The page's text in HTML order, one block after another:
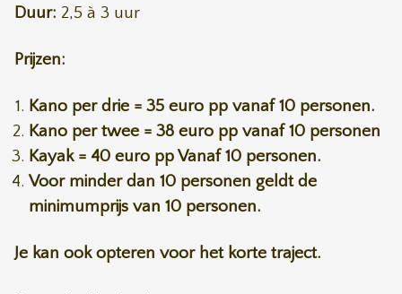
Duur: 2,5 à 3 uur
Prijzen:
Kano per drie = 35 euro pp vanaf 10 personen.
Kano per twee = 38 euro pp vanaf 10 personen
Kayak = 40 euro pp Vanaf 10 personen.
Voor minder dan 10 personen geldt de
minimumprijs van 10 personen.
Je kan ook opteren voor het korte traject.